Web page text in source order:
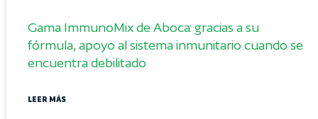
Gama ImmunoMix de Aboca: gracias a su
fórmula, apoyo al sistema inmunitario cuando se
encuentra debilitado
LEER MÁS